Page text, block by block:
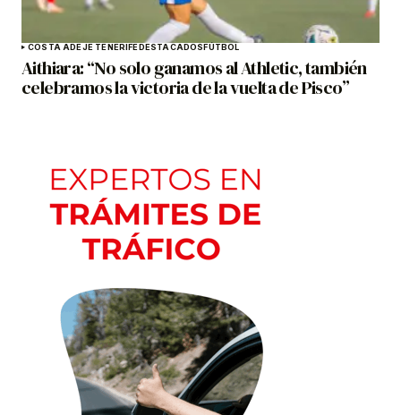
COSTA ADEJE TENERIFE DESTACADOS FÚTBOL
Aithiara: “No solo ganamos al Athletic, también
celebramos la victoria de la vuelta de Pisco”